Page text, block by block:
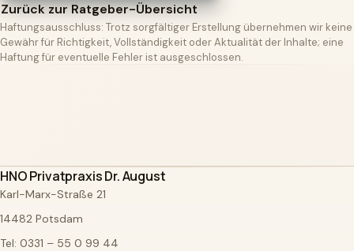
Zurück zur Ratgeber-Übersicht
Haftungsausschluss: Trotz sorgfältiger Erstellung übernehmen wir keine
Gewähr für Richtigkeit, Vollständigkeit oder Aktualität der Inhalte; eine
Haftung für eventuelle Fehler ist ausgeschlossen.
HNO Privatpraxis Dr. August
Karl-Marx-Straße 21
14482 Potsdam
Tel: 0331 – 55 0 99 44